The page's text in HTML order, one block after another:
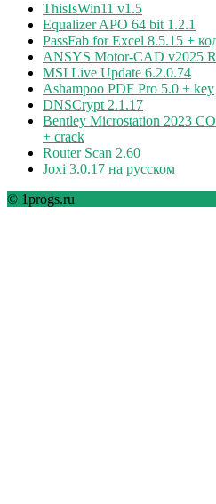
ThisIsWin11 v1.5
Equalizer APO 64 bit 1.2.1
PassFab for Excel 8.5.15 +
ANSYS Motor-CAD v2025
MSI Live Update 6.2.0.74
Ashampoo PDF Pro 5.0 + key
DNSCrypt 2.1.17
Bentley Microstation 2023
+ crack
Router Scan 2.60
Joxi 3.0.17 на русском
© 1progs.ru